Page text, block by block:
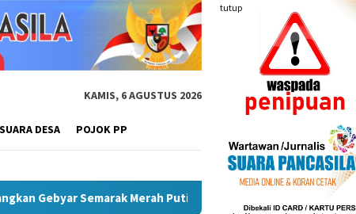
tutup
KAMIS, 6 AGUSTUS 2026
SUARA DESA POJOK PP
Dan Pariwisata Plt Bupati Hendri Dukung